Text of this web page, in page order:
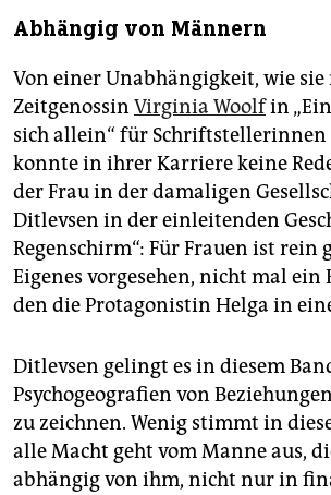
Abhängig von Männern
Von einer Unabhängigkeit, wie sie
Zeitgenossin Virginia Woolfin
sich allein“ für Schriftstellerinnen
konnte in ihrer Karriere keine
der Frau in der damaligen
Ditlevsen in der einleitenden
Regenschirm“: Für Frauen ist rein
Eigenes vorgesehen, nicht mal ein
den die Protagonistin Helga in
Ditlevsen gelingt es in diesem
Psychogeografien von
zu zeichnen. Wenig stimmt in
alle Macht geht vom Manne aus,
abhängig von ihm, nicht nur in